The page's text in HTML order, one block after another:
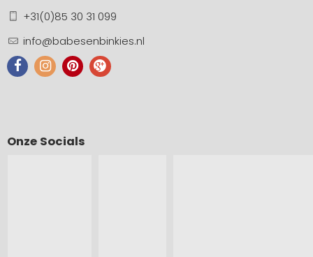
+31(0)85 30 31 099
info@babesenbinkies.nl
Onze Socials